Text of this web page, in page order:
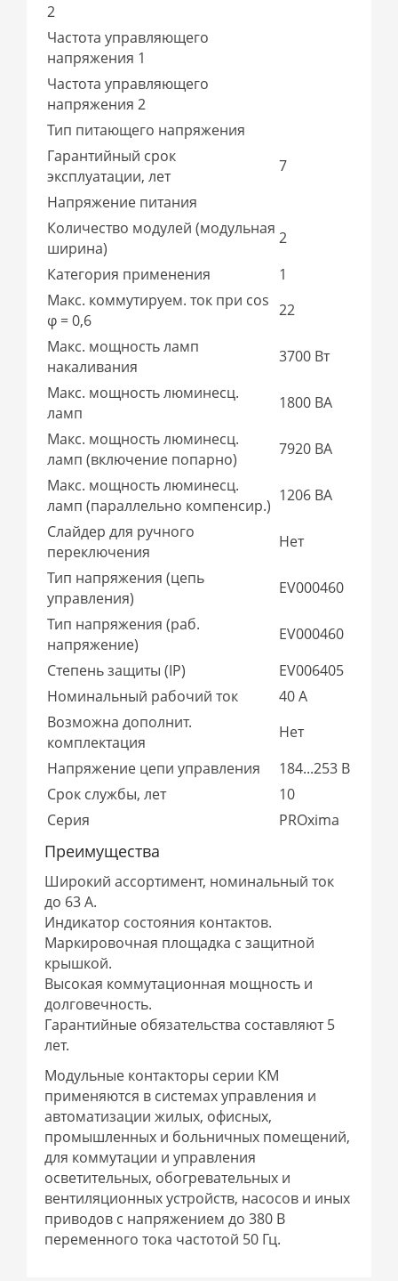
2
Частота управляющего
напряжения 1
Частота управляющего
напряжения 2
Тип питающего напряжения
Гарантийный срок
эксплуатации, лет
7
Напряжение питания
Количество модулей (модульная
ширина)
2
Категория применения
1
Макс. коммутируем. ток при cos
φ = 0,6
22
Макс. мощность ламп
накаливания
3700 Вт
Макс. мощность люминесц.
ламп
1800 ВА
Макс. мощность люминесц.
ламп (включение попарно)
7920 ВА
Макс. мощность люминесц.
ламп (параллельно компенсир.)
1206 ВА
Слайдер для ручного
переключения
Нет
Тип напряжения (цепь
управления)
EV000460
Тип напряжения (раб.
напряжение)
EV000460
Степень защиты (IP)
EV006405
Номинальный рабочий ток
40 А
Возможна дополнит.
комплектация
Нет
Напряжение цепи управления
184...253 В
Срок службы, лет
10
Серия
PROxima
Преимущества
Широкий ассортимент, номинальный ток
до 63 А.
Индикатор состояния контактов.
Маркировочная площадка с защитной
крышкой.
Высокая коммутационная мощность и
долговечность.
Гарантийные обязательства составляют 5
лет.
Модульные контакторы серии КМ
применяются в системах управления и
автоматизации жилых, офисных,
промышленных и больничных помещений,
для коммутации и управления
осветительных, обогревательных и
вентиляционных устройств, насосов и иных
приводов с напряжением до 380 В
переменного тока частотой 50 Гц.